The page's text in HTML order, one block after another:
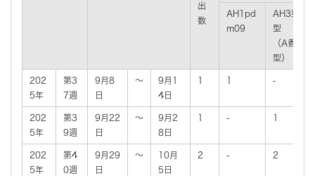
出
数
AH1pd
m09
AH3亜
型
（A香港
型）
202
5年
第3
7週
9月8
日
～
9月1
4日
1 1 -
202
5年
第3
9週
9月22
日
～
9月2
8日
1 - 1
202
5年
第4
0週
9月29
日
～
10月
5日
2 - 2